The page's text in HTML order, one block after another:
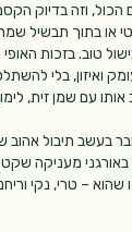
וזה בדיוק
או בתוך תבשיל
טוב. בזכות
ואיזון, בלי
עם שמן זית,
בעשב תיבול אהוב
באורגני מעניקה
– טרי, נקי